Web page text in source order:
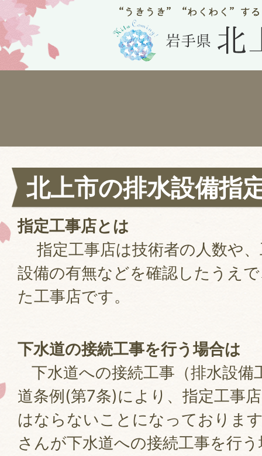
北上市の排水設備指
指定工事店とは
指定工事店は技術者の人数や
設備の有無などを確認したうえ
た工事店です。
下水道の接続工事を行う場合は
下水道への接続工事（排水設備
道条例(第7条)により、指定工事
はならないことになっておりま
さんが下水道への接続工事を行